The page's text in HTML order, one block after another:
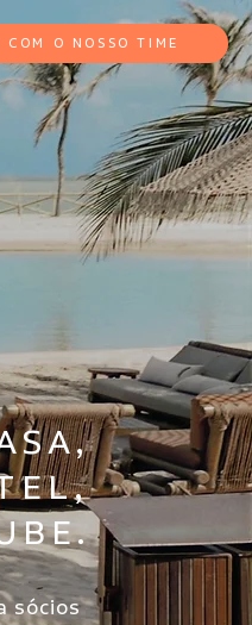
COM O NOSSO TIME
sócios